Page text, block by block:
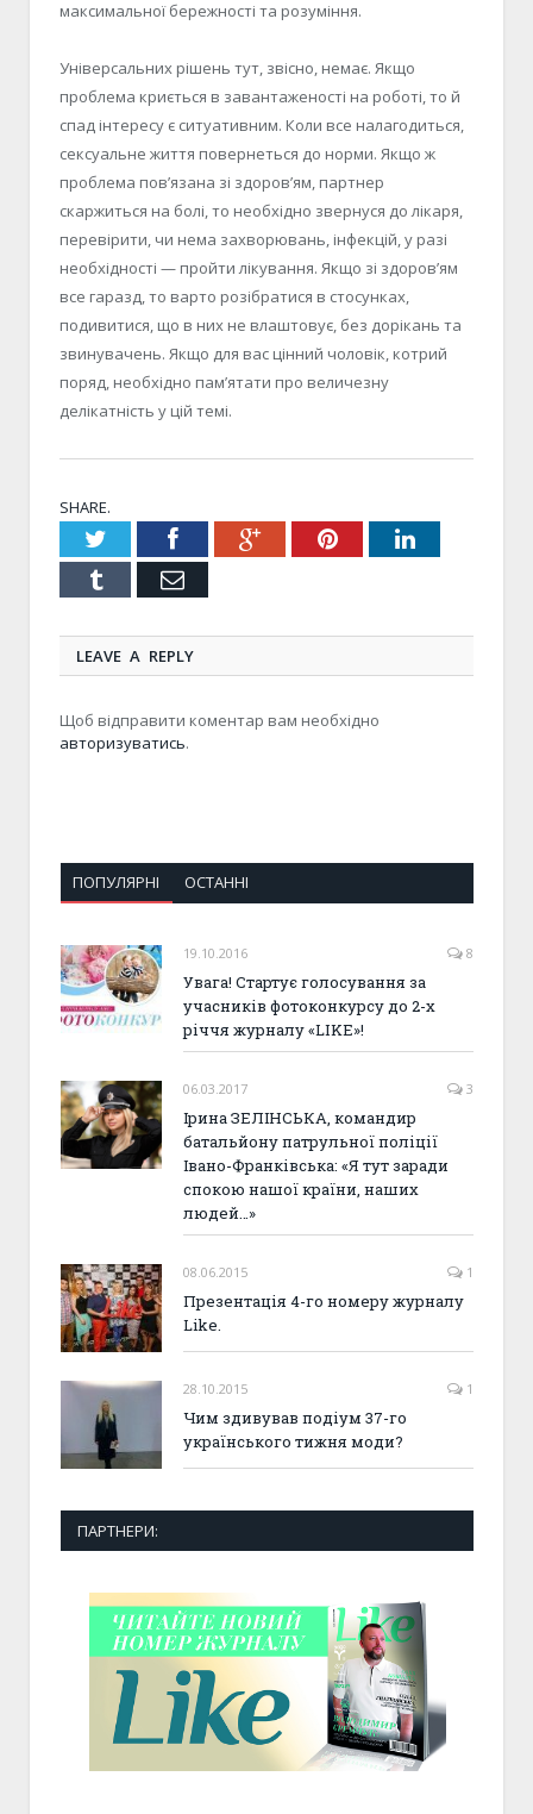
максимальної бережності та розуміння.
Універсальних рішень тут, звісно, немає. Якщо
проблема криється в завантаженості на роботі, то й
спад інтересу є ситуативним. Коли все налагодиться,
сексуальне життя повернеться до норми. Якщо ж
проблема пов’язана зі здоров’ям, партнер
скаржиться на болі, то необхідно звернуся до лікаря,
перевірити, чи нема захворювань, інфекцій, у разі
необхідності — пройти лікування. Якщо зі здоров’ям
все гаразд, то варто розібратися в стосунках,
подивитися, що в них не влаштовує, без дорікань та
звинувачень. Якщо для вас цінний чоловік, котрий
поряд, необхідно пам’ятати про величезну
делікатність у цій темі.
SHARE.
TwitterFacebookGoogle+PinterestLinkedIn
Tumblr Email
LEAVE A REPLY
Щоб відправити коментар вам необхідно
авторизуватись.
ПОПУЛЯРНІ ОСТАННІ
19.10.2016 8
Увага! Стартує голосування за
учасників фотоконкурсу до 2-х
річчя журналу «LIKE»!
06.03.2017 3
Ірина ЗЕЛІНСЬКА, командир
батальйону патрульної поліції
Івано-Франківська: «Я тут заради
спокою нашої країни, наших
людей…»
08.06.2015 1
Презентація 4-го номеру журналу
Like.
28.10.2015 1
Чим здивував подіум 37-го
українського тижня моди?
ПАРТНЕРИ: